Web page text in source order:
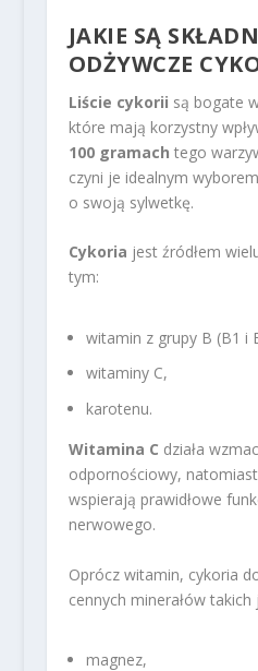
JAKIE SĄ
ODŻYWCZE
Liście cykorii są bogate
które mają korzystny
100 gramach tego
czyni je idealnym
o swoją sylwetkę.
Cykoria jest źródłem
tym:
witamin z grupy B (B1 i
witaminy C,
karotenu.
Witamina C działa
odpornościowy, natomiast
wspierają prawidłowe
nerwowego.
Oprócz witamin, cykoria
cennych minerałów takich
magnez,